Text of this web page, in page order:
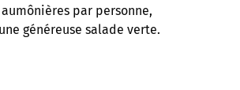
par personne,
généreuse salade verte.